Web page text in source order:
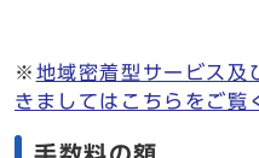
※ 地域密着型サービス及
きましてはこちらをご覧